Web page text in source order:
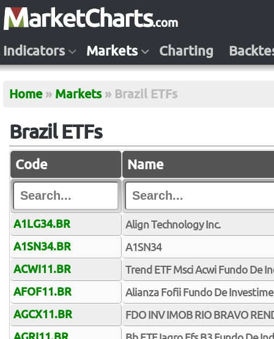
Indicators Markets Charting
Home » Markets » Brazil ETFs
Brazil ETFs
Code Name
A1LG34.BR
Align Technology Inc.
A1SN34.BR
A1SN34
ACWI11.BR
Trend ETF Msci Acwi Fundo De
AFOF11.BR
Alianza Fofii Fundo De
AGCX11.BR
FDO INV IMOB RIO BRAVO
AGRI11.BR